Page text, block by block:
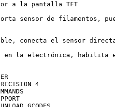
a la pantalla TFT
sensor de filamentos,
conecta el sensor
en la electrónica, habilita
4